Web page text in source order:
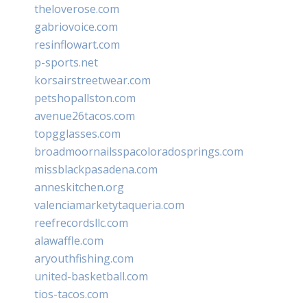
theloverose.com
gabriovoice.com
resinflowart.com
p-sports.net
korsairstreetwear.com
petshopallston.com
avenue26tacos.com
topgglasses.com
broadmoornailsspacoloradosprings.com
missblackpasadena.com
anneskitchen.org
valenciamarketytaqueria.com
reefrecordsllc.com
alawaffle.com
aryouthfishing.com
united-basketball.com
tios-tacos.com